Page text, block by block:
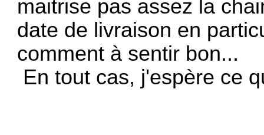
maitrise pas assez la
date de livraison en
comment à sentir bon...
En tout cas, j'espère ce